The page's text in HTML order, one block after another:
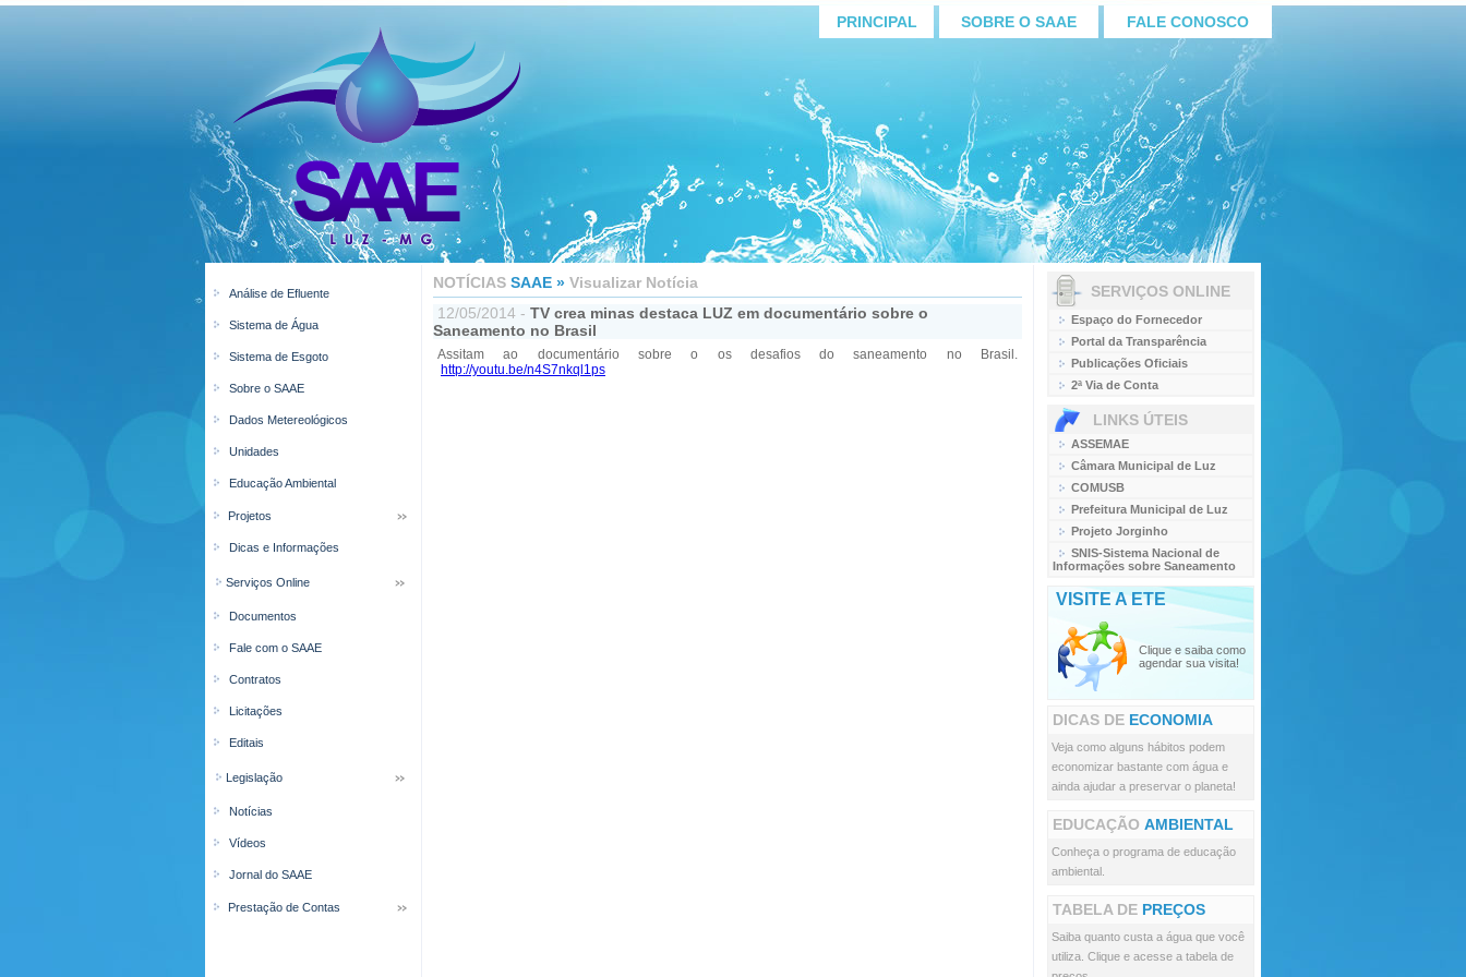
PRINCIPAL SOBRE O SAAE FALE CONOSCO
Análise de Efluente
Sistema de Água
Sistema de Esgoto
Sobre o SAAE
Dados Metereológicos
Unidades
Educação Ambiental
Projetos
Dicas e Informações
Serviços Online
Documentos
Fale com o SAAE
Contratos
Licitações
Editais
Legislação
Notícias
Vídeos
Jornal do SAAE
Prestação de Contas
NOTÍCIAS SAAE » Visualizar Notícia
12/05/2014 - TV crea minas destaca LUZ em documentário sobre o
Saneamento no Brasil
Assitam ao documentário sobre o os desafios do saneamento no Brasil.
http://youtu.be/n4S7nkql1ps
SERVIÇOS ONLINE
Espaço do Fornecedor
Portal da Transparência
Publicações Oficiais
2ª Via de Conta
LINKS ÚTEIS
ASSEMAE
Câmara Municipal de Luz
COMUSB
Prefeitura Municipal de Luz
Projeto Jorginho
SNIS-Sistema Nacional de
Informações sobre Saneamento
VISITE A ETE
Clique e saiba como
agendar sua visita!
DICAS DE ECONOMIA
Veja como alguns hábitos podem
economizar bastante com água e
ainda ajudar a preservar o planeta!
EDUCAÇÃO AMBIENTAL
Conheça o programa de educação
ambiental.
TABELA DE PREÇOS
Saiba quanto custa a água que você
utiliza. Clique e acesse a tabela de